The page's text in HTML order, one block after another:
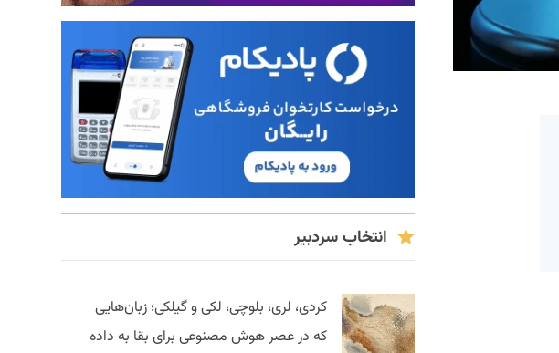
انتخاب سردبیر
کردی، لری، بلوچی، لکی و گیلکی؛ زبان‌هایی
که در عصر هوش مصنوعی برای بقا به داده